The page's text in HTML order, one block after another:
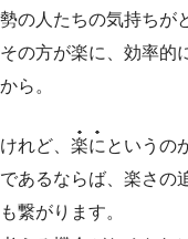
勢の人たちの気持ちが
その方が楽に、効率的
から。
けれど、 楽にというの
であるならば、楽さの
も繋がります。